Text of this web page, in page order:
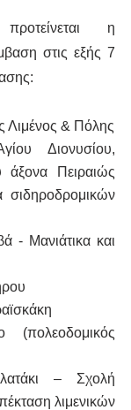
η
στις εξής 7
Λιμένος & Πόλης
Διονυσίου,
άξονα Πειραιώς
σιδηροδρομικών
- Μανιάτικα και
(πολεοδομικός
– Σχολή
λιμενικών